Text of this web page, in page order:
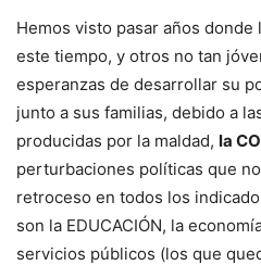
Hemos visto pasar años
este tiempo, y otros no tan
esperanzas de desarrollar su
junto a sus familias, debido a
producidas por la maldad, la
perturbaciones políticas que
retroceso en todos los
son la EDUCACIÓN, la
servicios públicos (los que